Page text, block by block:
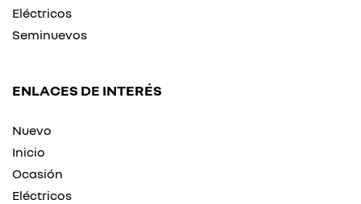
Eléctricos
Seminuevos
ENLACES DE INTERÉS
Nuevo
Inicio
Ocasión
Eléctricos